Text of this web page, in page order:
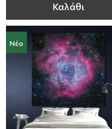
Καλάθι
Νέο